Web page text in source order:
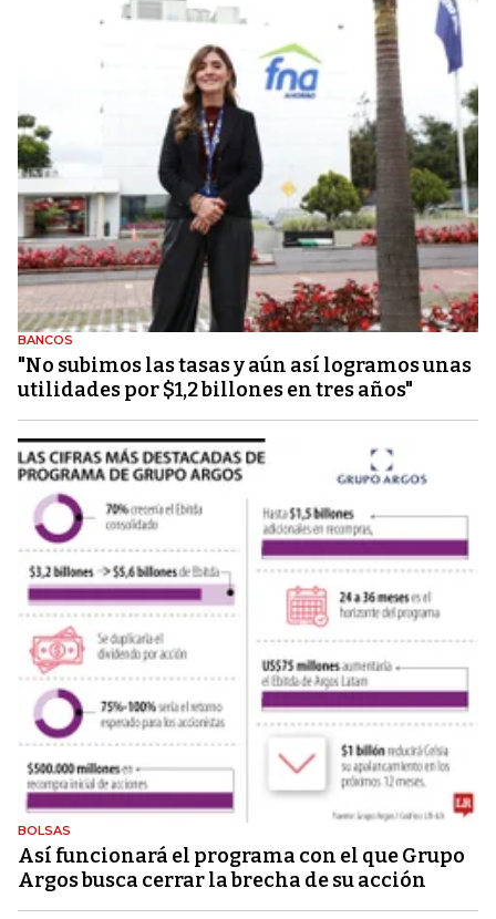
BANCOS
"No subimos las tasas y aún así logramos unas
utilidades por $1,2 billones en tres años"
BOLSAS
Así funcionará el programa con el que Grupo
Argos busca cerrar la brecha de su acción